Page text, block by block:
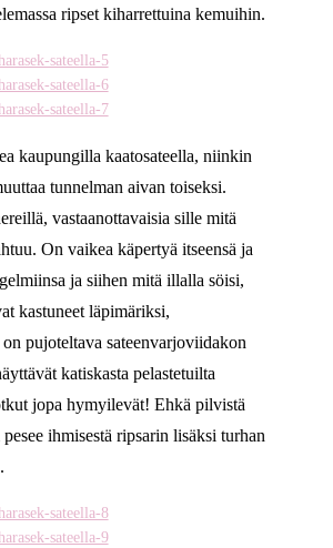
ripset kiharrettuina kemuihin.
kaupungilla kaatosateella, niinkin
tunnelman aivan toiseksi.
vastaanottavaisia sille mitä
On vaikea käpertyä itseensä ja
ja siihen mitä illalla söisi,
kastuneet läpimäriksi,
pujoteltava sateenvarjoviidakon
katiskasta pelastetuilta
jopa hymyilevät! Ehkä pilvistä
ihmisestä ripsarin lisäksi turhan